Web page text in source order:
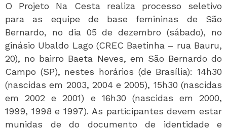
O Projeto Na Cesta realiza processo seletivo
para as equipe de base femininas de São
Bernardo, no dia 05 de dezembro (sábado), no
ginásio Ubaldo Lago (CREC Baetinha – rua Bauru,
20), no bairro Baeta Neves, em São Bernardo do
Campo (SP), nestes horários (de Brasília): 14h30
(nascidas em 2003, 2004 e 2005), 15h30 (nascidas
em 2002 e 2001) e 16h30 (nascidas em 2000,
1999, 1998 e 1997). As participantes devem estar
munidas de do documento de identidade e